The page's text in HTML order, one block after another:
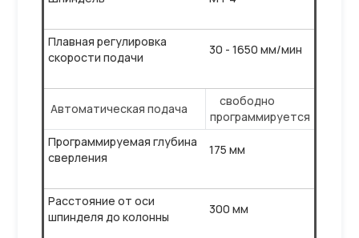
Плавная регулировка
скорости подачи
30 - 1650 мм/мин
Автоматическая подача
свободно
программируется
Программируемая глубина
сверления
175 мм
Расстояние от оси
шпинделя до колонны
300 мм